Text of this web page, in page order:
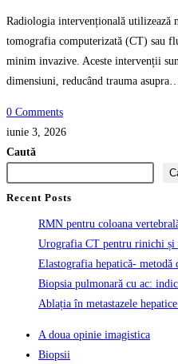
Radiologia intervențională utilizează
tomografia computerizată (CT) sau
minim invazive. Aceste intervenții
dimensiuni, reducând trauma
0 Comments
iunie 3, 2026
Caută
Recent Posts
RMN pentru coloana
Urografia CT pentru rinichi și
Elastografia hepatică- metodă
Biopsia pulmonară cu ac:
Ablația în metastazele hepatice
A doua opinie imagistica
Biopsii